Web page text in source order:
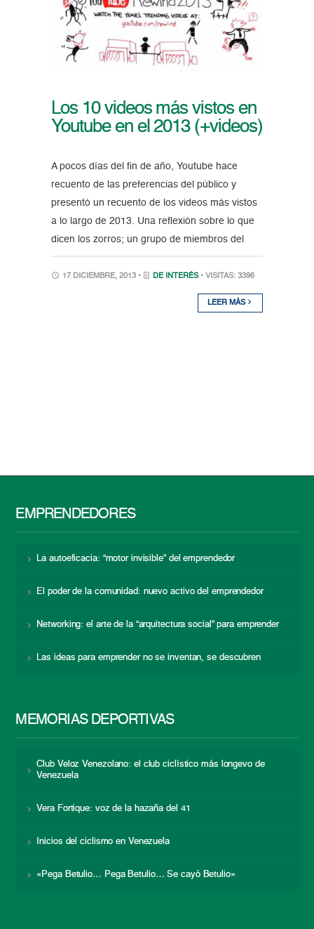
Los 10 videos más vistos en
Youtube en el 2013 (+videos)
A pocos días del fin de año, Youtube hace
recuento de las preferencias del público y
presentó un recuento de los videos más vistos
a lo largo de 2013. Una reflexión sobre lo que
dicen los zorros; un grupo de miembros del
17 DICIEMBRE, 2013 • DE INTERÉS • VISITAS: 3396
LEER MÁS
EMPRENDEDORES
La autoeficacia: “motor invisible” del emprendedor
El poder de la comunidad: nuevo activo del emprendedor
Networking: el arte de la “arquitectura social” para emprender
Las ideas para emprender no se inventan, se descubren
MEMORIAS DEPORTIVAS
Club Veloz Venezolano: el club ciclístico más longevo de
Venezuela
Vera Fortique: voz de la hazaña del 41
Inicios del ciclismo en Venezuela
«Pega Betulio… Pega Betulio… Se cayó Betulio»